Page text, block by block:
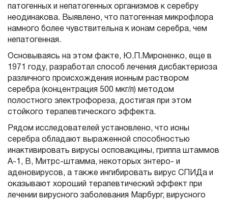
патогенных и непатогенных организмов к серебру
неодинакова. Выявлено, что патогенная микрофлора
намного более чувствительна к ионам серебра, чем
непатогенная.
Основываясь на этом факте, Ю.П.Мироненко, еще в
1971 году, разработал способ лечения дисбактериоза
различного происхождения ионным раствором
серебра (концентрация 500 мкг/л) методом
полостного электрофореза, достигая при этом
стойкого терапевтического эффекта.
Рядом исследователей установлено, что ионы
серебра обладают выраженной способностью
инактивировать вирусы осповакцины, гриппа штаммов
А-1, В, Митрс-штамма, некоторых энтеро- и
аденовирусов, а также ингибировать вирус СПИДа и
оказывают хороший терапевтический эффект при
лечении вирусного заболевания Марбург, вирусного